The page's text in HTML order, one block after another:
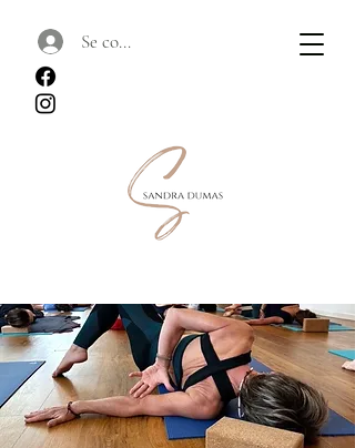
Se connecter